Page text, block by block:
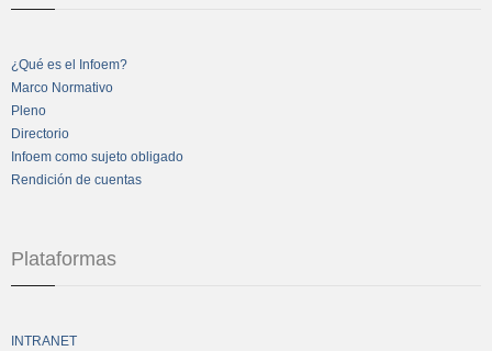
¿Qué es el Infoem?
Marco Normativo
Pleno
Directorio
Infoem como sujeto obligado
Rendición de cuentas
Plataformas
INTRANET